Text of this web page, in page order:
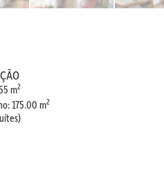
m2
175.00 m2